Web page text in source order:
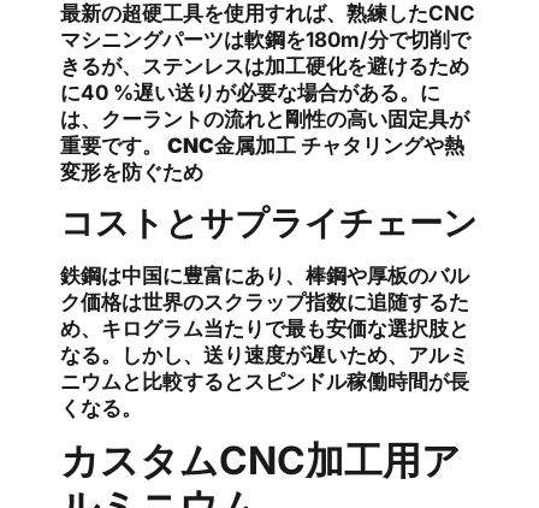
最新の超硬工具を使用すれば、熟練したCNC
マシニングパーツは軟鋼を180m/分で切削で
きるが、ステンレスは加工硬化を避けるため
に40 %遅い送りが必要な場合がある。に
は、クーラントの流れと剛性の高い固定具が
重要です。 CNC金属加工 チャタリングや熱
変形を防ぐため
コストとサプライチェーン
鉄鋼は中国に豊富にあり、棒鋼や厚板のバル
ク価格は世界のスクラップ指数に追随するた
め、キログラム当たりで最も安価な選択肢と
なる。しかし、送り速度が遅いため、アルミ
ニウムと比較するとスピンドル稼働時間が長
くなる。
カスタムCNC加工用ア